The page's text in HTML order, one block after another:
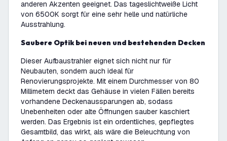
anderen Akzenten geeignet. Das tageslichtweiße Licht
von 6500K sorgt für eine sehr helle und natürliche
Ausstrahlung.
Saubere Optik bei neuen und bestehenden Decken
Dieser Aufbaustrahler eignet sich nicht nur für
Neubauten, sondern auch ideal für
Renovierungsprojekte. Mit einem Durchmesser von 80
Millimetern deckt das Gehäuse in vielen Fällen bereits
vorhandene Deckenaussparungen ab, sodass
Unebenheiten oder alte Öffnungen sauber kaschiert
werden. Das Ergebnis ist ein ordentliches, gepflegtes
Gesamtbild, das wirkt, als wäre die Beleuchtung von